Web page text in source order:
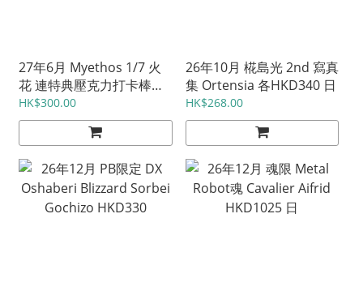
27年6月 Myethos 1/7 火
花 連特典壓克力打卡棒
HKD1279
HK$300.00
26年10月 椛島光 2nd 寫真
集 Ortensia 各HKD340 日
HK$268.00